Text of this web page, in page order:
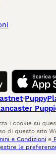
i cookie su
di questo sito
e Condizioni e
le